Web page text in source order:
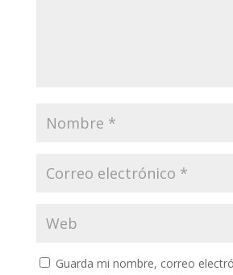
Guarda mi nombre, correo